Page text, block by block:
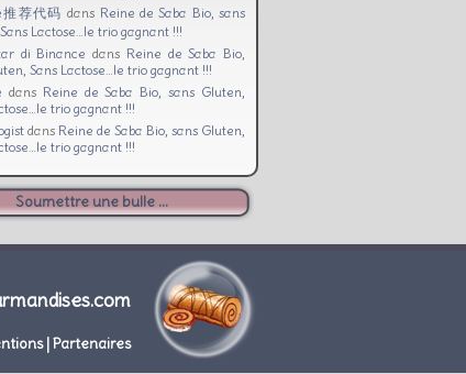
推荐代码 dans Reine de Saba Bio, sans
Lactose…le trio gagnant !!!
di Binance dans Reine de Saba Bio,
Sans Lactose…le trio gagnant !!!
dans Reine de Saba Bio, sans Gluten,
trio gagnant !!!
dans Reine de Saba Bio, sans Gluten,
trio gagnant !!!
Soumettre une bulle ...
|Partenaires